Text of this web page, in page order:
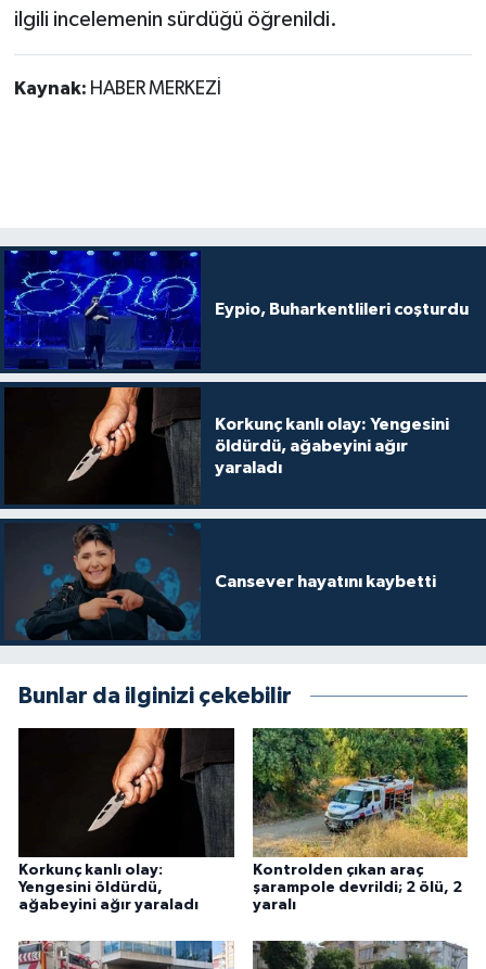
ilgili incelemenin sürdüğü öğrenildi.
Kaynak: HABER MERKEZİ
Eypio, Buharkentlileri coşturdu
Korkunç kanlı olay: Yengesini
öldürdü, ağabeyini ağır
yaraladı
Cansever hayatını kaybetti
Bunlar da ilginizi çekebilir
Korkunç kanlı olay:
Yengesini öldürdü,
ağabeyini ağır yaraladı
Kontrolden çıkan araç
şarampole devrildi; 2 ölü, 2
yaralı